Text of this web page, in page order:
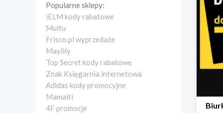
Popularne sklepy:
iELM kody rabatowe
Multu
Frisco.pl wyprzedaże
Maylily
Top Secret kody rabatowe
Znak Księgarnia internetowa
Adidas kody promocyjne
Mamaiti
4F promocje